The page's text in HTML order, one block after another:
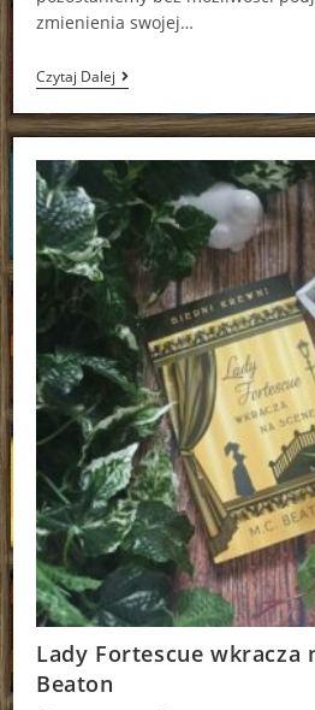
zmienienia swojej…
Czytaj DalejMiasto
Gwiezdnego
Pyłu
Georgia
Lady Fortescue wkracza
Beaton